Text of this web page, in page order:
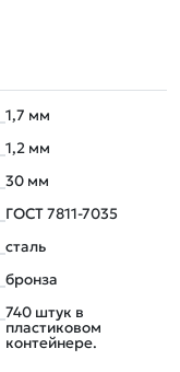
1,7 мм
1,2 мм
30 мм
ГОСТ 7811-7035
сталь
бронза
740 штук в
пластиковом
контейнере.